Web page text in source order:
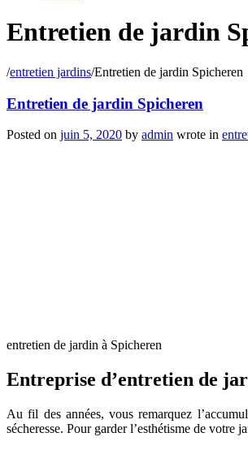
Entretien de jardin
/entretien jardins/Entretien de jardin Spicheren
Entretien de jardin Spicheren
Posted on juin 5, 2020 by admin wrote in
entretien de jardin à Spicheren
Entreprise d’entretien de
Au fil des années, vous remarquez
sécheresse. Pour garder l’esthétisme de votre